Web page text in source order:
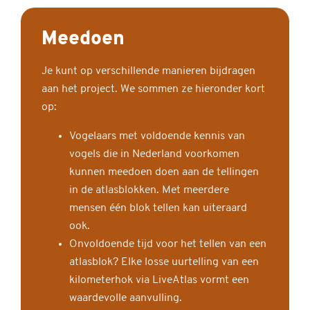
Meedoen
Je kunt op verschillende manieren bijdragen
aan het project. We sommen ze hieronder kort
op:
Vogelaars met voldoende kennis van
vogels die in Nederland voorkomen
kunnen meedoen doen aan de tellingen
in de atlasblokken. Met meerdere
mensen één blok tellen kan uiteraard
ook.
Onvoldoende tijd voor het tellen van een
atlasblok? Elke losse uurtelling van een
kilometerhok via LiveAtlas vormt een
waardevolle aanvulling.